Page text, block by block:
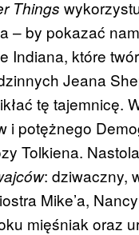
Things
– by pokazać
Indiana, które
Jeana
tę tajemnicę.
i potężnego
Tolkiena.
: dziwaczny,
Mike’a,
mięśniak oraz